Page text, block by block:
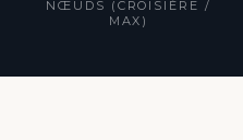
NŒUDS (CROISIÈRE /
MAX)